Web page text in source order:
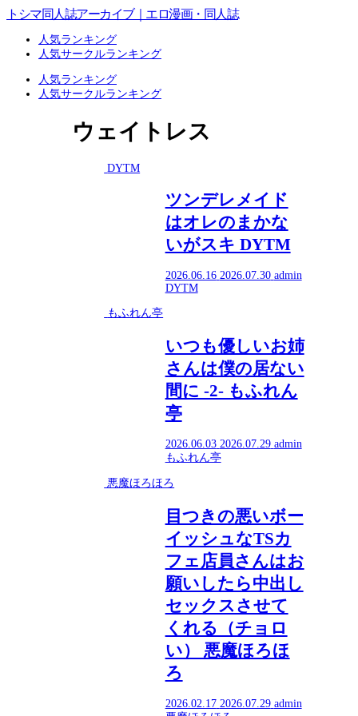
トシマ同人誌アーカイブ｜エロ漫画・同人誌
人気ランキング
人気サークルランキング
人気ランキング
人気サークルランキング
ウェイトレス
DYTM
ツンデレメイド
はオレのまかな
いがスキ DYTM
2026.06.16 2026.07.30 admin
DYTM
もふれん亭
いつも優しいお姉
さんは僕の居ない
間に -2- もふれん
亭
2026.06.03 2026.07.29 admin
もふれん亭
悪魔ほろほろ
目つきの悪いボー
イッシュなTSカ
フェ店員さんはお
願いしたら中出し
セックスさせて
くれる（チョロ
い） 悪魔ほろほ
ろ
2026.02.17 2026.07.29 admin